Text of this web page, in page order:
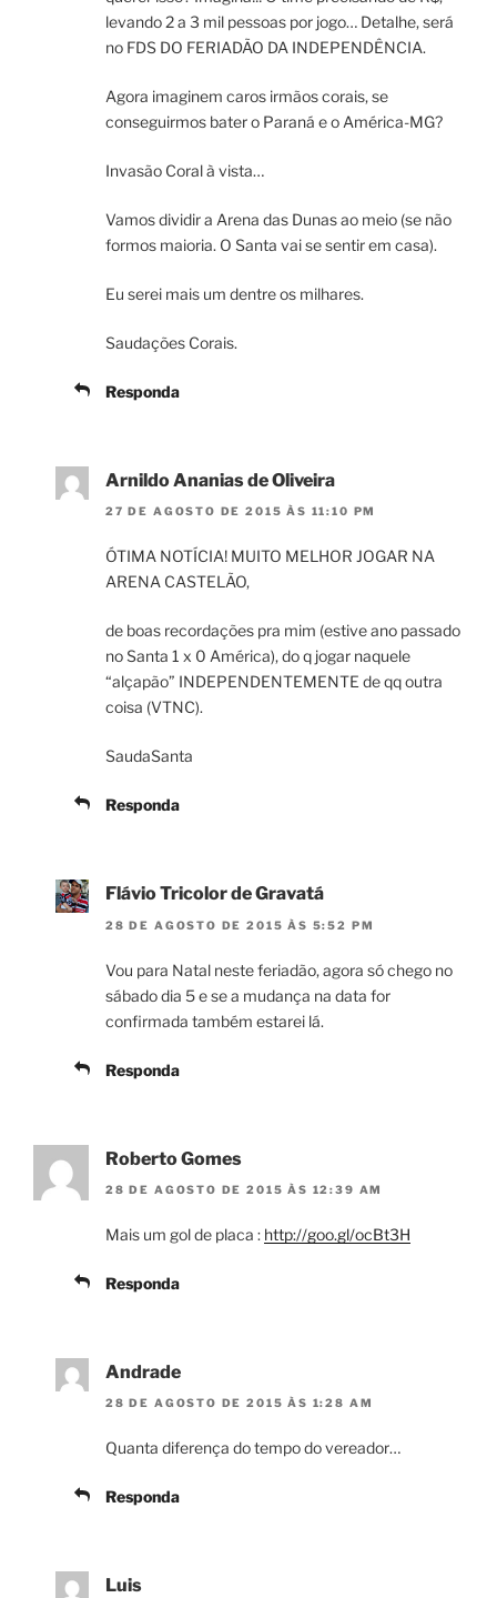
levando 2 a 3 mil pessoas por jogo… Detalhe, será
no FDS DO FERIADÃO DA INDEPENDÊNCIA.
Agora imaginem caros irmãos corais, se
conseguirmos bater o Paraná e o América-MG?
Invasão Coral à vista…
Vamos dividir a Arena das Dunas ao meio (se não
formos maioria. O Santa vai se sentir em casa).
Eu serei mais um dentre os milhares.
Saudações Corais.
Responda
Arnildo Ananias de Oliveira
27 DE AGOSTO DE 2015 ÀS 11:10 PM
ÓTIMA NOTÍCIA! MUITO MELHOR JOGAR NA
ARENA CASTELÃO,
de boas recordações pra mim (estive ano passado
no Santa 1 x 0 América), do q jogar naquele
“alçapão” INDEPENDENTEMENTE de qq outra
coisa (VTNC).
SaudaSanta
Responda
Flávio Tricolor de Gravatá
28 DE AGOSTO DE 2015 ÀS 5:52 PM
Vou para Natal neste feriadão, agora só chego no
sábado dia 5 e se a mudança na data for
confirmada também estarei lá.
Responda
Roberto Gomes
28 DE AGOSTO DE 2015 ÀS 12:39 AM
Mais um gol de placa : http://goo.gl/ocBt3H
Responda
Andrade
28 DE AGOSTO DE 2015 ÀS 1:28 AM
Quanta diferença do tempo do vereador…
Responda
Luis